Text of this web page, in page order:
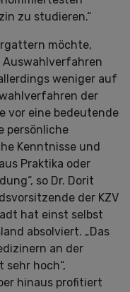
zu studieren.“
möchte,
Auswahlverfahren
weniger auf
der
vor eine bedeutende
persönliche
Kenntnisse und
Praktika oder
so Dr. Dorit
der KZV
hat einst selbst
absolviert. „Das
an der
hoch“,
hinaus profitiert